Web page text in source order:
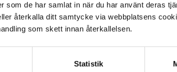
som de har samlat in när du har använt deras
återkalla ditt samtycke via webbplatsens
som skett innan återkallelsen.
Statistik
Mer